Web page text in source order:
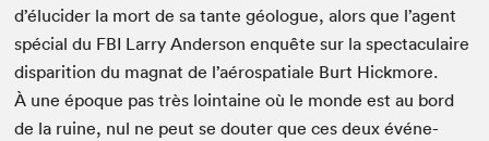
d’élucider la mort de sa tante géo­logue, alors que l’agent
spé­cial du FBI Lar­ry Ander­son enquête sur la spec­tac­u­laire
dis­pari­tion du mag­nat de l’aérospatiale Burt Hick­more.
À une époque pas très loin­taine où le monde est au bord
de la ruine, nul ne peut se douter que ces deux événe­